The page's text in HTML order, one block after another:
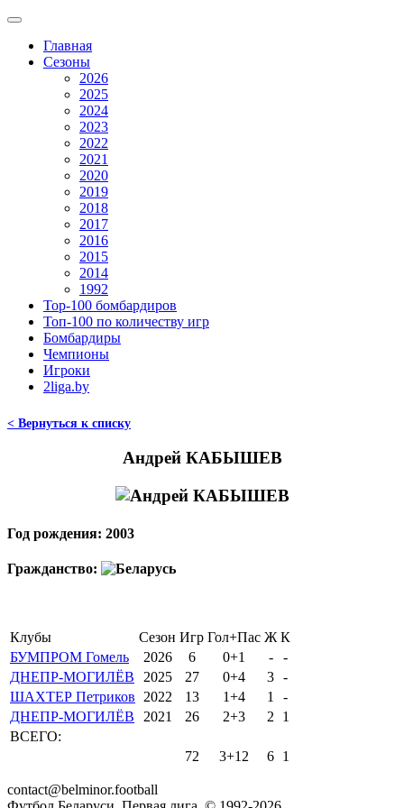
Главная
Сезоны
2026
2025
2024
2023
2022
2021
2020
2019
2018
2017
2016
2015
2014
1992
Top-100 бомбардиров
Топ-100 по количеству игр
Бомбардиры
Чемпионы
Игроки
2liga.by
< Вернуться к списку
Андрей КАБЫШЕВ
Год рождения: 2003
Гражданство:
Клубы Сезон Игр Гол+Пас Ж К
БУМПРОМ Гомель
2026 6 0+1 -
-
ДНЕПР-МОГИЛЁВ
2025 27 0+4 3 -
ШАХТЕР Петриков
2022 13 1+4 1
-
ДНЕПР-МОГИЛЁВ
2021 26 2+3 2
1
ВСЕГО:
72
3+12 6 1
contact@belminor.football